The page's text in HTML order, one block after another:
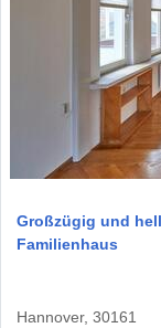
Großzügig und
Familienhaus
Hannover, 30161